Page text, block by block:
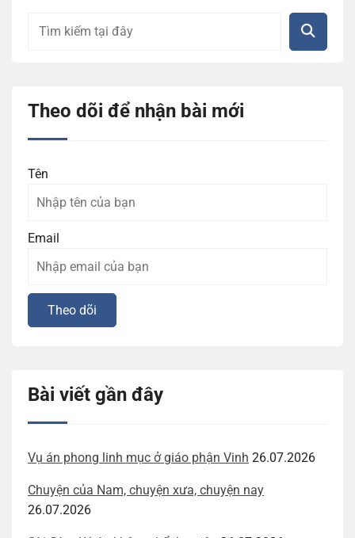
Theo dõi để nhận bài mới
Tên
Email
Bài viết gần đây
Vụ án phong linh mục ở giáo phận Vinh 26.07.2026
Chuyện của Nam, chuyện xưa, chuyện nay
26.07.2026